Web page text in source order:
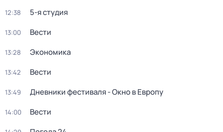
12:38 5-я студия
13:00 Вести
13:28 Экономика
13:42 Вести
13:49 Дневники фестиваля - Окно в Европу
14:00 Вести